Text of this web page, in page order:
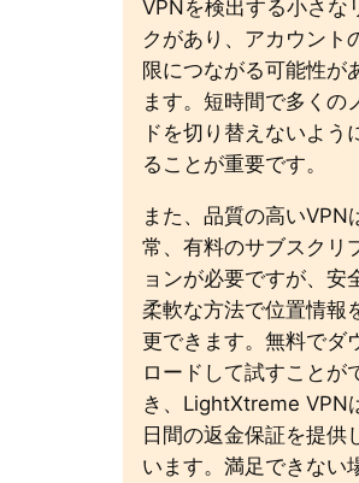
VPNを検出する小さな
クがあり、アカウント
限につながる可能性が
ます。短時間で多くの
ドを切り替えないよう
ることが重要です。
また、品質の高いVPN
常、有料のサブスクリ
ョンが必要ですが、安
柔軟な方法で位置情報
更できます。無料でダ
ロードして試すことが
き、LightXtreme VPN
日間の返金保証を提供
います。満足できない